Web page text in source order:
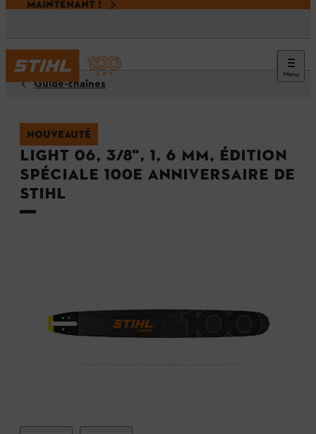
MAINTENANT !
Menu
Guide-chaînes
NOUVEAUTÉ
Light 06, 3/8", 1, 6 mm, édition
spéciale 100e anniversaire de
STIHL